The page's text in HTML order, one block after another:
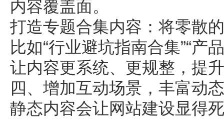
内容覆盖面。
打造专题合集内容：将零散
比如“行业避坑指南合集”“产
让内容更系统、更规整，提
四、增加互动场景，丰富动
静态内容会让网站建设显得